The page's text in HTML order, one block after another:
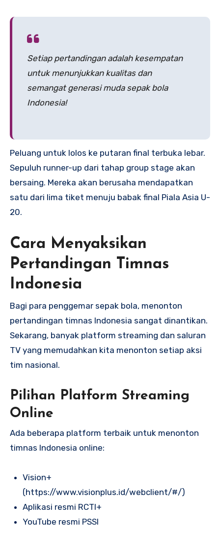
Setiap pertandingan adalah kesempatan
untuk menunjukkan kualitas dan
semangat generasi muda sepak bola
Indonesia!
Peluang untuk lolos ke putaran final terbuka lebar.
Sepuluh runner-up dari tahap group stage akan
bersaing. Mereka akan berusaha mendapatkan
satu dari lima tiket menuju babak final Piala Asia U-
20.
Cara Menyaksikan
Pertandingan Timnas
Indonesia
Bagi para penggemar sepak bola, menonton
pertandingan timnas Indonesia sangat dinantikan.
Sekarang, banyak platform streaming dan saluran
TV yang memudahkan kita menonton setiap aksi
tim nasional.
Pilihan Platform Streaming
Online
Ada beberapa platform terbaik untuk menonton
timnas Indonesia online:
Vision+
(https://www.visionplus.id/webclient/#/)
Aplikasi resmi RCTI+
YouTube resmi PSSI